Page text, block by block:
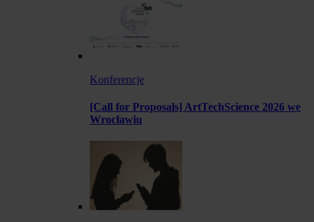
Konferencje
[Call for Proposals] ArtTechScience 2026 we
Wrocławiu